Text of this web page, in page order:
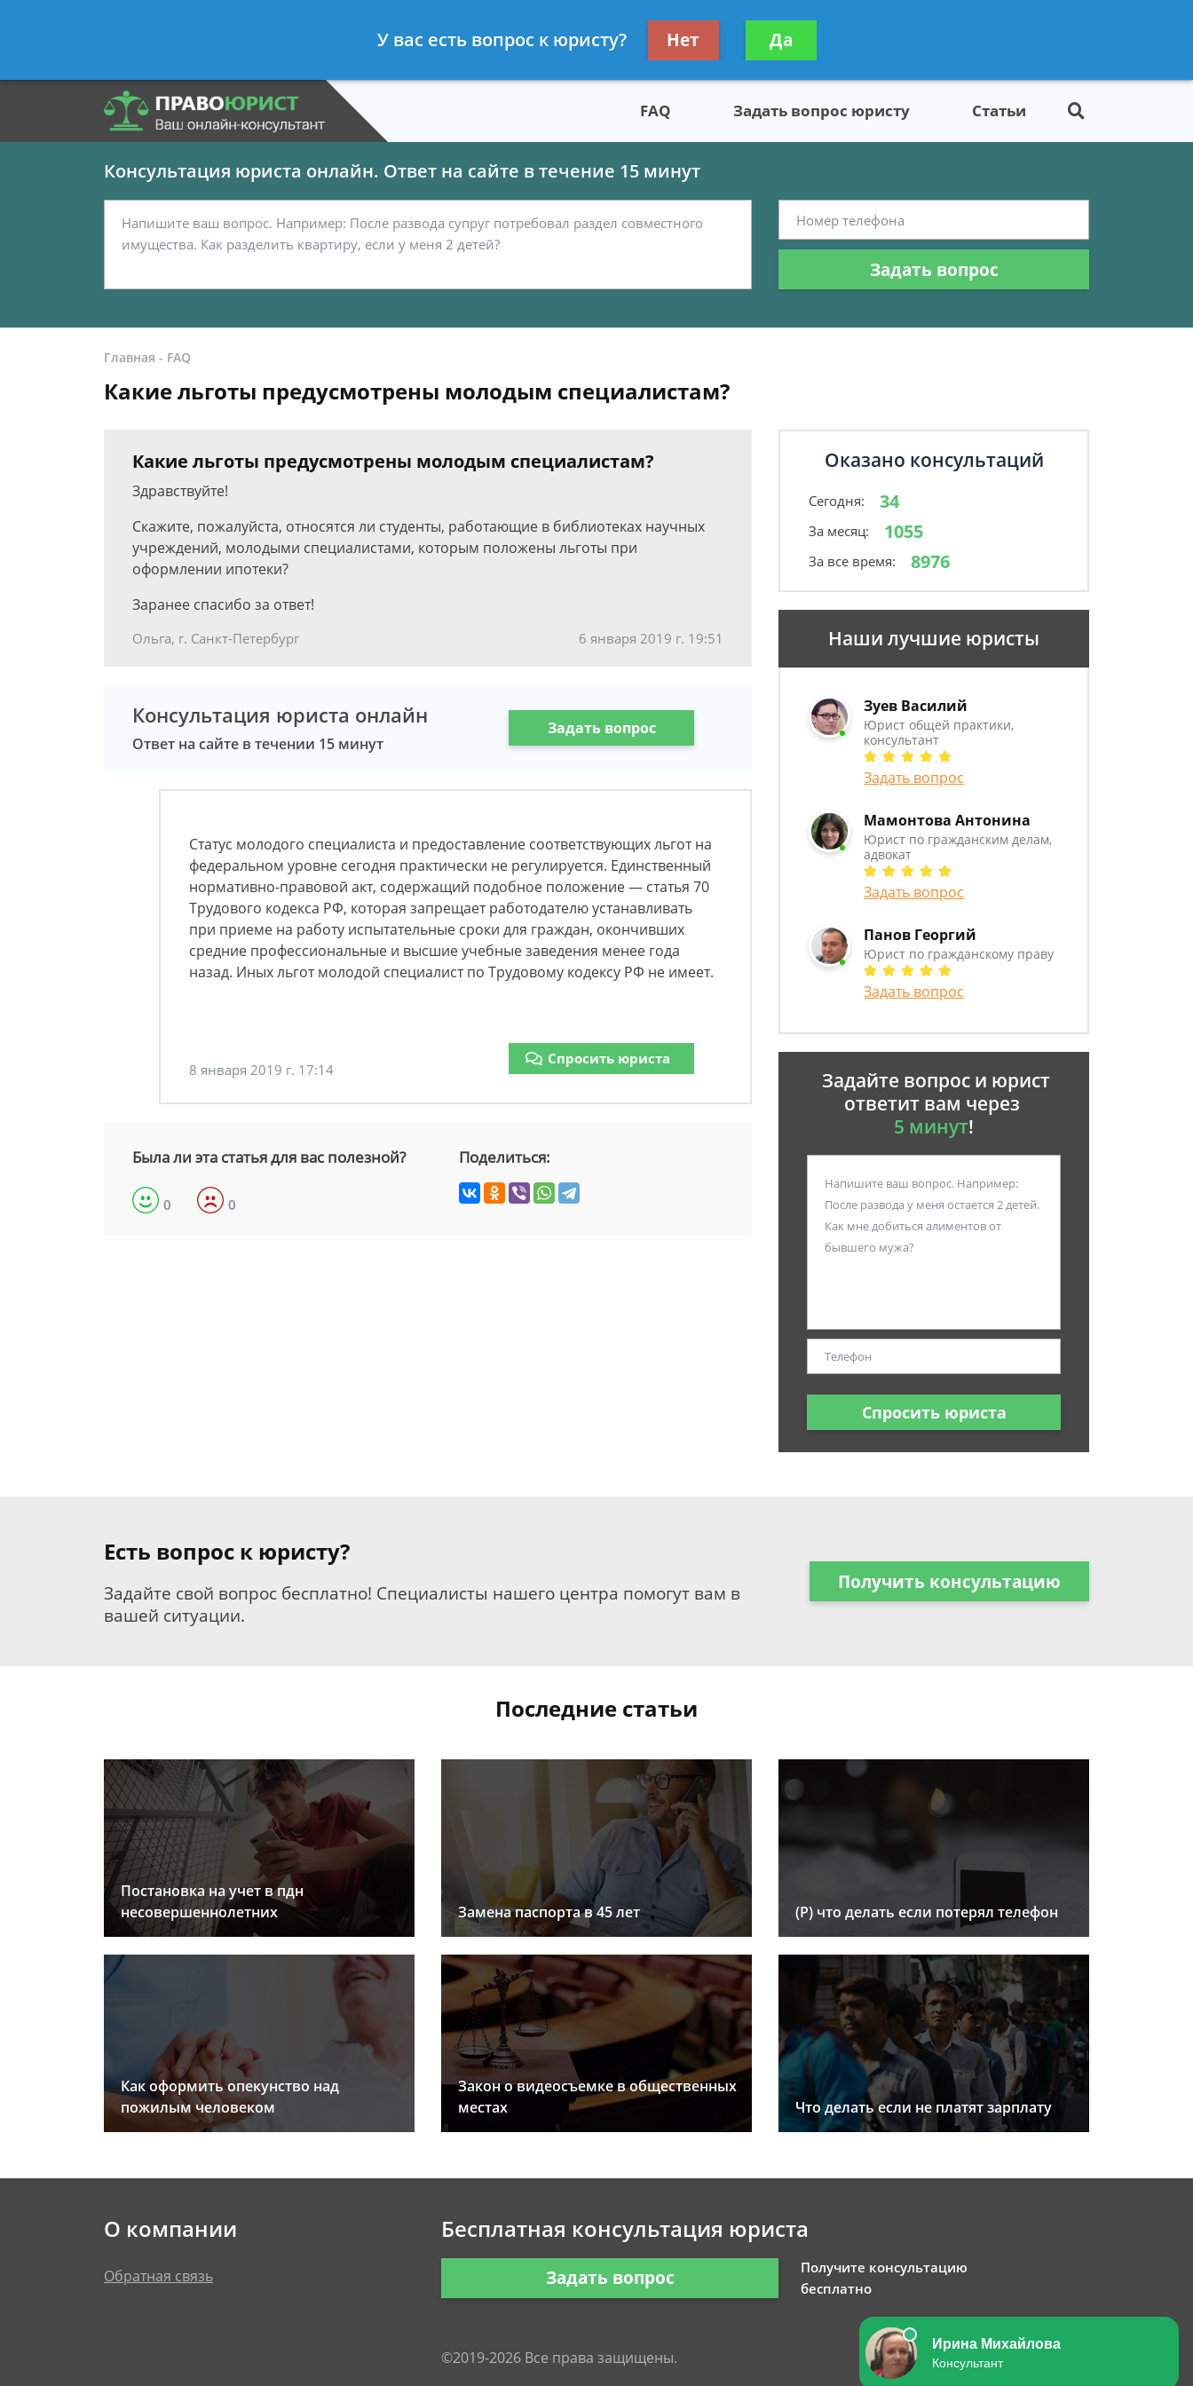
- Юрист по гражданскому праву
Получите консультацию
бесплатно
FAQ Задать вопрос юристу Статьи
Консультация юриста онлайн. Ответ на сайте в течение 15 минут
Задать вопрос
Главная - FAQ
Какие льготы предусмотрены молодым специалистам?
Какие льготы предусмотрены молодым специалистам?
Здравствуйте!
Скажите, пожалуйста, относятся ли студенты, работающие в библиотеках научных
учреждений, молодыми специалистами, которым положены льготы при
оформлении ипотеки?
Заранее спасибо за ответ!
Ольга, г. Санкт-Петербург 6 января 2019 г. 19:51
Консультация юриста онлайн
Ответ на сайте в течении 15 минут
Задать вопрос
Статус молодого специалиста и предоставление соответствующих льгот на
федеральном уровне сегодня практически не регулируется. Единственный
нормативно-правовой акт, содержащий подобное положение — статья 70
Трудового кодекса РФ, которая запрещает работодателю устанавливать
при приеме на работу испытательные сроки для граждан, окончивших
средние профессиональные и высшие учебные заведения менее года
назад. Иных льгот молодой специалист по Трудовому кодексу РФ не имеет.
8 января 2019 г. 17:14
Спросить юриста
Была ли эта статья для вас полезной?
0 0
Поделиться:
Оказано консультаций
Сегодня: 34
За месяц: 1055
За все время: 8976
Наши лучшие юристы
Зуев Василий
Юрист общей практики,
консультант
Задать вопрос
Мамонтова Антонина
Юрист по гражданским делам,
адвокат
Задать вопрос
Панов Георгий
Юрист по гражданскому праву
Задать вопрос
Задайте вопрос и юрист
ответит вам через
5 минут!
Спросить юриста
Есть вопрос к юристу?
Задайте свой вопрос бесплатно! Специалисты нашего центра помогут вам в
вашей ситуации.
Получить консультацию
Последние статьи
Постановка на учет в пдн
несовершеннолетних
Замена паспорта в 45 лет (Р) что делать если потерял телефон
Как оформить опекунство над
пожилым человеком
Закон о видеосъемке в общественных
местах
Что делать если не платят зарплату
О компании
Обратная связь
Бесплатная консультация юриста
Задать вопрос
Получите консультацию
бесплатно
©2019-2026 Все права защищены.
У вас есть вопрос к юристу? Нет Да